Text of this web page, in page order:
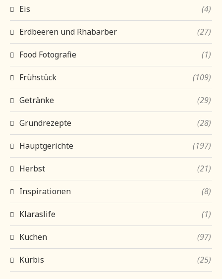
Eis (4)
Erdbeeren und Rhabarber (27)
Food Fotografie (1)
Frühstück (109)
Getränke (29)
Grundrezepte (28)
Hauptgerichte (197)
Herbst (21)
Inspirationen (8)
Klaraslife (1)
Kuchen (97)
Kürbis (25)